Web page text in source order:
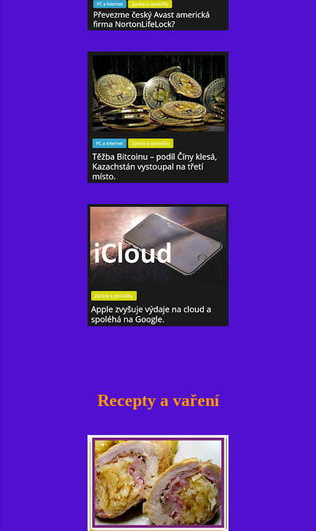
Recepty a vaření